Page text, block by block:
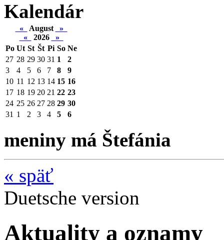
Kalendár
« August
»
«
2026
»
Po Ut St Št Pi So Ne
27 28 29 30 31 1
2
3
4 5 6 7 8
9
10 11 12 13 14 15 16
17 18 19 20 21 22 23
24 25 26 27 28 29 30
31 1 2 3 4 5 6
meniny má Štefánia
« späť
Duetsche version
Aktuality a oznamy